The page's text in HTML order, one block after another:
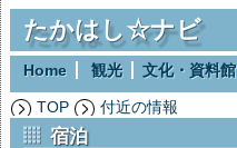
たかはし☆ナビ
Home 観光 文化・資料館
TOP 付近の情報
宿泊